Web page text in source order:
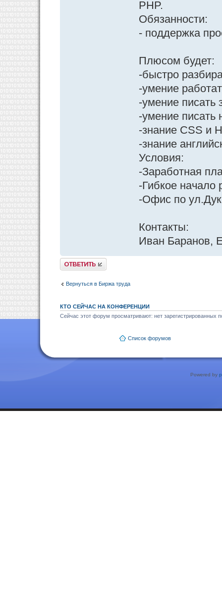
PHP.
Обязанности:
- поддержка
Плюсом будет:
-быстро
-умение
-умение писать
-умение писать
-знание CSS и
-знание
Условия:
-Заработная
-Гибкое начало
-Офис по
Контакты:
Иван Баранов,
Ответить
Вернуться в Биржа труда
КТО СЕЙЧАС НА КОНФЕРЕНЦИИ
Сейчас этот форум просматривают: нет зарегистрированных
Список форумов
Powered by